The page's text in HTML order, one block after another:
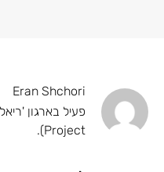
Eran Shchori
Project).